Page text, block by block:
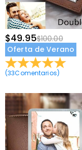
$49.95$100.00
Oferta de Verano
(33Comentarios)